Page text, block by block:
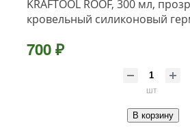
KRAFTOOL ROOF, 300 мл,
кровельный силиконовый
700 ₽
шт
В корзину